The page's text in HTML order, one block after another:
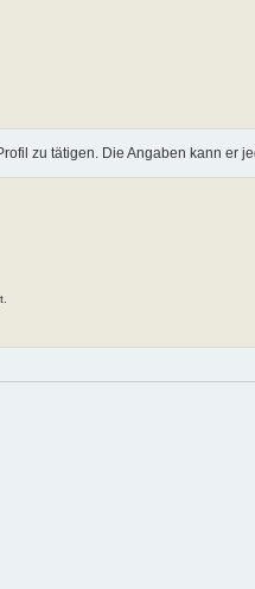
zu tätigen. Die Angaben kann er